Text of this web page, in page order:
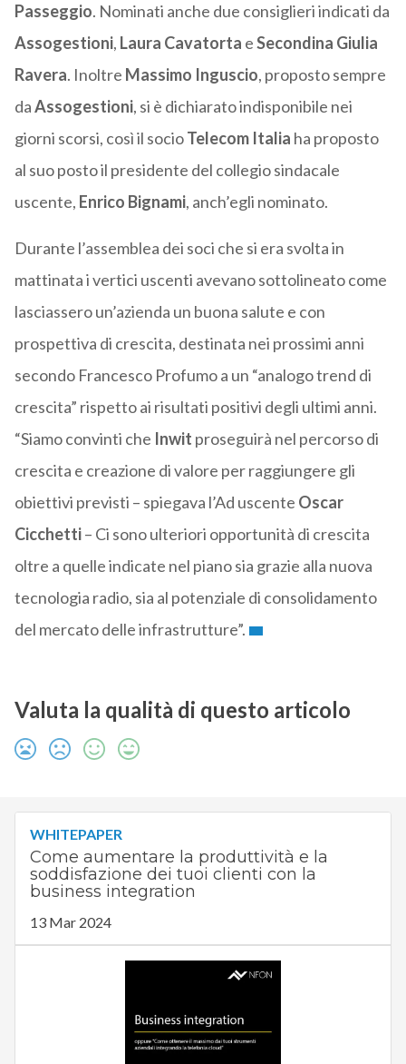
Passeggio. Nominati anche due consiglieri indicati da
Assogestioni, Laura Cavatorta eSecondina Giulia
Ravera. Inoltre Massimo Inguscio, proposto sempre
daAssogestioni, si è dichiarato indisponibile nei
giorni scorsi, così il socioTelecom Italia ha proposto
al suo posto il presidente del collegio sindacale
uscente, Enrico Bignami, anch’egli nominato.
Durante l’assemblea dei soci che si era svolta in
mattinata i vertici uscenti avevano sottolineato come
lasciassero un’azienda un buona salute e con
prospettiva di crescita, destinata nei prossimi anni
secondo Francesco Profumo a un “analogo trend di
crescita” rispetto ai risultati positivi degli ultimi anni.
“Siamo convinti che Inwit proseguirà nel percorso di
crescita e creazione di valore per raggiungere gli
obiettivi previsti – spiegava l’Ad uscente Oscar
Cicchetti– Ci sono ulteriori opportunità di crescita
oltre a quelle indicate nel piano sia grazie alla nuova
tecnologia radio, sia al potenziale di consolidamento
del mercato delle infrastrutture”.
Valuta la qualità di questo articolo
WHITEPAPER
Come aumentare la produttività e la
soddisfazione dei tuoi clienti con la
business integration
13 Mar 2024